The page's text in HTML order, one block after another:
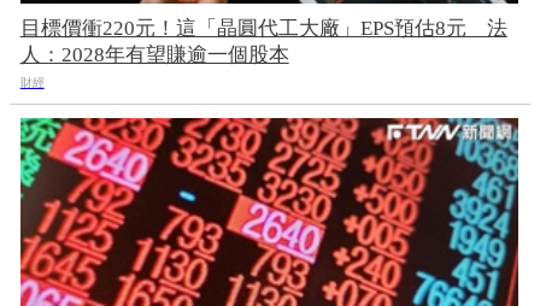
目標價衝220元！這「晶圓代工大廠」EPS預估8元 法
人：2028年有望賺逾一個股本
財經